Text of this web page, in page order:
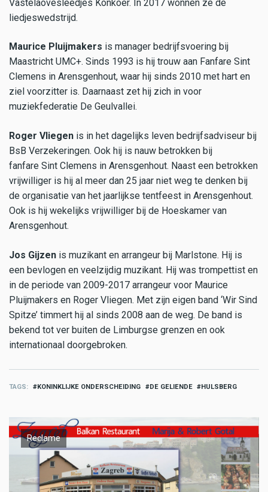
Vastelaovesleedjes Konkoer. In 2017 wonnen ze de
liedjeswedstrijd.
Maurice Pluijmakers is manager bedrijfsvoering bij
Maastricht UMC+. Sinds 1993 is hij trouw aan Fanfare Sint
Clemens in Arensgenhout, waar hij sinds 2010 met hart en
ziel voorzitter is. Daarnaast zet hij zich in voor
muziekfederatie De Geulvallei.
Roger Vliegen is in het dagelijks leven bedrijfsadviseur bij
BsB Verzekeringen. Ook hij is nauw betrokken bij
fanfare Sint Clemens in Arensgenhout. Naast een betrokken
vrijwilliger is hij al meer dan 25 jaar niet weg te denken bij
de organisatie van het jaarlijkse tentfeest in Arensgenhout.
Ook is hij wekelijks vrijwilliger bij de Hoeskamer van
Arensgenhout.
Jos Gijzen is muzikant en arrangeur bij Marlstone. Hij is
een bevlogen en veelzijdig muzikant. Hij was trompettist en
in de periode van 2009-2017 arrangeur voor Maurice
Pluijmakers en Roger Vliegen. Met zijn eigen band ‘Wir Sind
Spitze’ timmert hij al sinds 2008 aan de weg. De band is
bekend tot ver buiten de Limburgse grenzen en ook
internationaal doorgebroken.
TAGS KONINKLIJKE ONDERSCHEIDING DE GELIENDE HULSBERG
Reclame